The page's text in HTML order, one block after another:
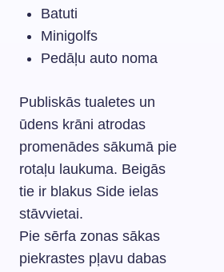
Batuti
Minigolfs
Pedāļu auto noma
Publiskās tualetes un
ūdens krāni atrodas
promenādes sākumā pie
rotaļu laukuma. Beigās
tie ir blakus Side ielas
stāvvietai.
Pie sērfa zonas sākas
piekrastes pļavu dabas